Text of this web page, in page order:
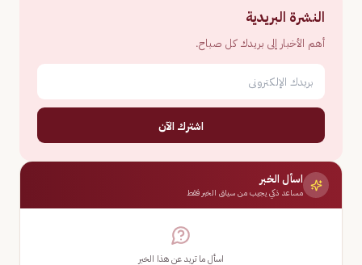
النشرة البريدية
أهم الأخبار إلى بريدك كل صباح.
اشترك الآن
اسأل الخبر
مساعد ذكي يجيب من سياق الخبر فقط
اسأل ما تريد عن هذا الخبر